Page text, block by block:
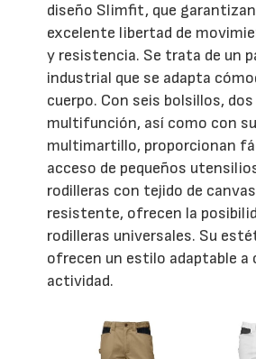
diseño Slimfit, que
excelente libertad de
y resistencia. Se trata de un
industrial que se adapta
cuerpo. Con seis bolsillos,
multifunción, así como con
multimartillo, proporcionan
acceso de pequeños
rodilleras con tejido de
resistente, ofrecen la
rodilleras universales. Su
ofrecen un estilo adaptable a
actividad.